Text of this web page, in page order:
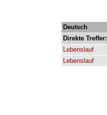
Deutsch
Direkte Treffer:
Lebenslauf
Lebenslauf